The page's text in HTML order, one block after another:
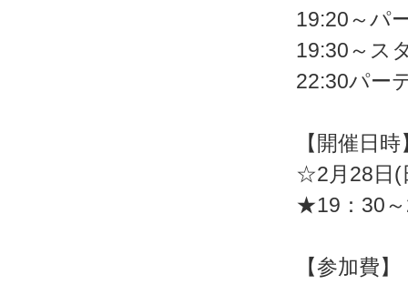
19:20～パ
19:30～ス
22:30パー
【開催日時
☆2月28日(
★19：30
【参加費】